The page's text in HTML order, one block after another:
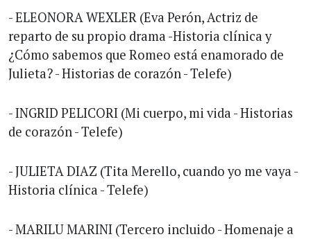
- ELEONORA WEXLER (Eva Perón, Actriz de
reparto de su propio drama -Historia clínica y
¿Cómo sabemos que Romeo está enamorado de
Julieta? - Historias de corazón - Telefe)
- INGRID PELICORI (Mi cuerpo, mi vida - Historias
de corazón - Telefe)
- JULIETA DIAZ (Tita Merello, cuando yo me vaya -
Historia clínica - Telefe)
- MARILU MARINI (Tercero incluido - Homenaje a